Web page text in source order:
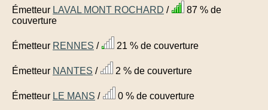
Émetteur LAVAL MONT ROCHARD /
87 % de
couverture
Émetteur RENNES / 21 % de couverture
Émetteur NANTES / 2 % de couverture
Émetteur LE MANS /
0 % de couverture